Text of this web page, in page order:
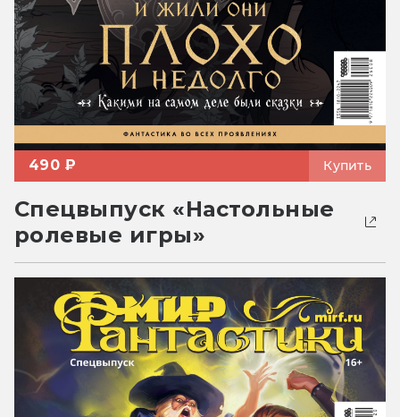
490 ₽ Купить
Спецвыпуск «Настольные
ролевые игры»